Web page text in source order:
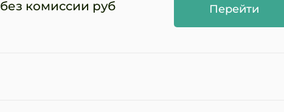
без комиссии руб Перейти